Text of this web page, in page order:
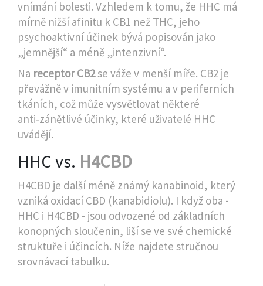
vnímání bolesti. Vzhledem k tomu, že HHC má
mírně nižší afinitu k CB1 než THC, jeho
psychoaktivní účinek bývá popisován jako
„jemnější“ a méně „intenzivní“.
Na receptor CB2se váže v menší míře. CB2 je
převážně v imunitním systému a v periferních
tkáních, což může vysvětlovat některé
anti‑zánětlivé účinky, které uživatelé HHC
uvádějí.
HHC vs. H4CBD
H4CBD je další méně známý kanabinoid, který
vzniká oxidací CBD (kanabidiolu). I když oba -
HHC i H4CBD - jsou odvozené od základních
konopných sloučenin, liší se ve své chemické
struktuře i účincích. Níže najdete stručnou
srovnávací tabulku.